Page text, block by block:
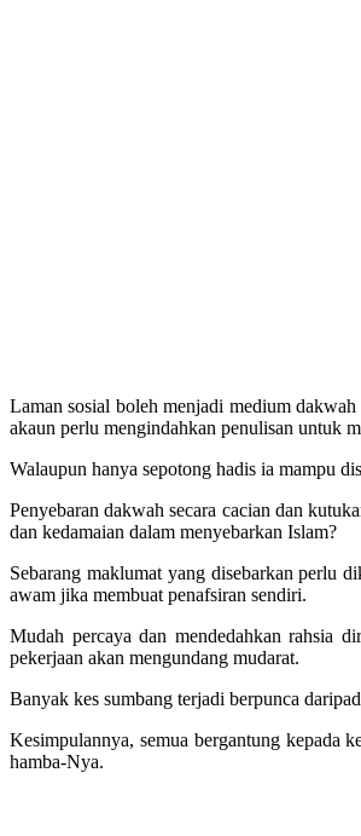
Laman sosial boleh menjadi medium
akaun perlu mengindahkan penulisan untuk
Walaupun hanya sepotong hadis ia mampu
Penyebaran dakwah secara cacian dan
dan kedamaian dalam menyebarkan Islam?
Sebarang maklumat yang disebarkan perlu
awam jika membuat penafsiran sendiri.
Mudah percaya dan mendedahkan rahsia
pekerjaan akan mengundang mudarat.
Banyak kes sumbang terjadi berpunca
Kesimpulannya, semua bergantung kepada
hamba-Nya.